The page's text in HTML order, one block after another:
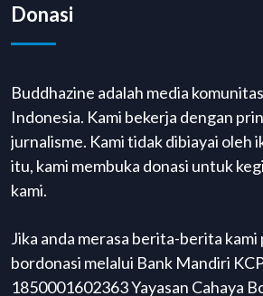
Donasi
Buddhazine adalah media
Indonesia. Kami bekerja dengan
jurnalisme. Kami tidak dibiayai oleh
itu, kami membuka donasi untuk
kami.
Jika anda merasa berita-berita
bordonasi melalui Bank Mandiri
1850001602363 Yayasan Cahaya